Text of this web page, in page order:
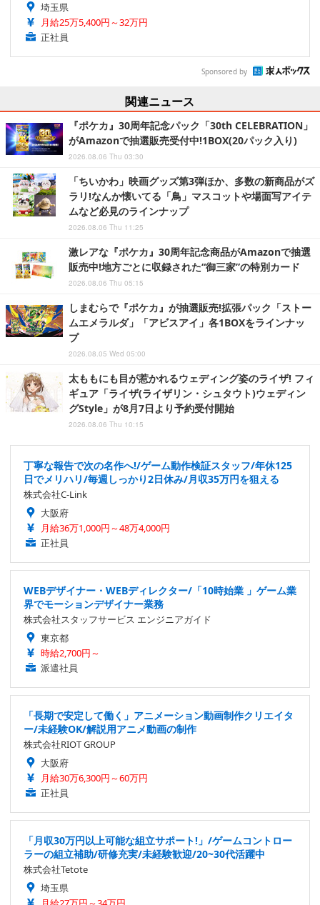
埼玉県
月給25万5,400円～32万円
正社員
Sponsored by
関連ニュース
『ポケカ』30周年記念パック「30th CELEBRATION」
がAmazonで抽選販売受付中!1BOX(20パック入り)
2026.08.06 Thu 03:30
「ちいかわ」映画グッズ第3弾ほか、多数の新商品がズ
ラリ!なんか懐いてる「鳥」マスコットや場面写アイテ
ムなど必見のラインナップ
2026.08.06 Thu 11:25
激レアな『ポケカ』30周年記念商品がAmazonで抽選
販売中!地方ごとに収録された“御三家”の特別カード
2026.08.06 Thu 05:15
しまむらで『ポケカ』が抽選販売!拡張パック「ストー
ムエメラルダ」「アビスアイ」各1BOXをラインナッ
プ
2026.08.05 Wed 05:00
太ももにも目が惹かれるウェディング姿のライザ! フィ
ギュア「ライザ(ライザリン・シュタウト)ウェディン
グStyle」が8月7日より予約受付開始
2026.08.06 Thu 10:15
丁寧な報告で次の名作へ!/ゲーム動作検証スタッフ/年休125
日でメリハリ/毎週しっかり2日休み/月収35万円を狙える
株式会社C-Link
大阪府
月給36万1,000円～48万4,000円
正社員
WEBデザイナー・WEBディレクター/「10時始業 」ゲーム業
界でモーションデザイナー業務
株式会社スタッフサービス エンジニアガイド
東京都
時給2,700円～
派遣社員
「長期で安定して働く」アニメーション動画制作クリエイタ
ー/未経験OK/解説用アニメ動画の制作
株式会社RIOT GROUP
大阪府
月給30万6,300円～60万円
正社員
「月収30万円以上可能な組立サポート!」/ゲームコントロー
ラーの組立補助/研修充実/未経験歓迎/20~30代活躍中
株式会社Tetote
埼玉県